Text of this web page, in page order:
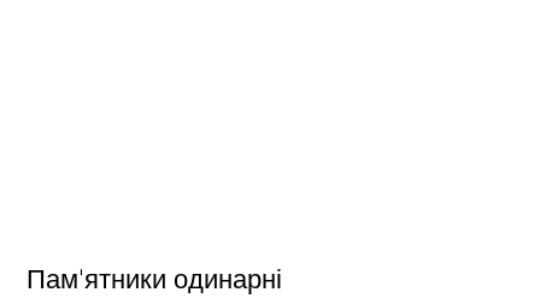
Пам'ятники одинарні